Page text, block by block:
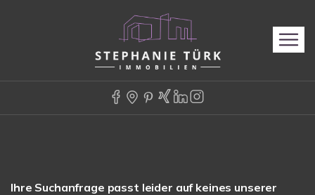
Ihre Suchanfrage passt leider auf keines unserer